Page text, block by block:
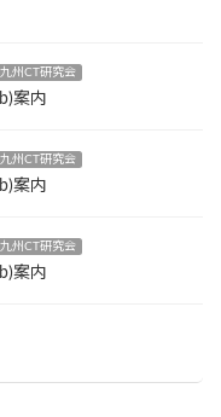
九州CT研究会
案内
九州CT研究会
案内
九州CT研究会
案内